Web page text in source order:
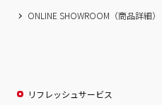
ONLINE SHOWROOM（商品詳細）
リフレッシュサービス